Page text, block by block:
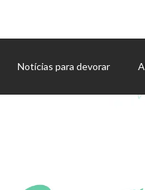
Notícias para devorar